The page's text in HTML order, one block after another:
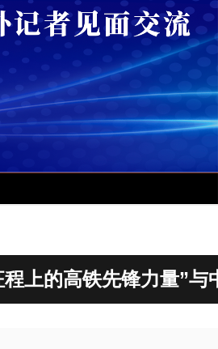
上的高铁先锋力量”与